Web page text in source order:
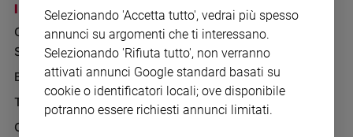
Società
e
valori
Ambiente
Creato
Volontariato
I SITI SAN PAOLO
GRUPPO EDITORIALE
SAN PAOLO
BENESSERE
TELENOVA
GAZZETTA D'ALBA
NOTE LEGALI
PRIVACY POLICY
INFORMATIVA
WHISTLEBLOWING
SOCIAL
Selezionando 'Accetta tutto', vedrai più spesso
annunci su argomenti che ti interessano.
Selezionando 'Rifiuta tutto', non verranno
attivati annunci Google standard basati su
cookie o identificatori locali; ove disponibile
potranno essere richiesti annunci limitati.